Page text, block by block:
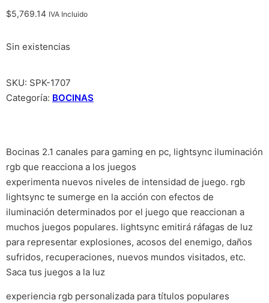
$5,769.14 IVA Incluido
Sin existencias
SKU: SPK-1707
Categoría: BOCINAS
Bocinas 2.1 canales para gaming en pc, lightsync iluminación
rgb que reacciona a los juegos
experimenta nuevos niveles de intensidad de juego. rgb
lightsync te sumerge en la acción con efectos de
iluminación determinados por el juego que reaccionan a
muchos juegos populares. lightsync emitirá ráfagas de luz
para representar explosiones, acosos del enemigo, daños
sufridos, recuperaciones, nuevos mundos visitados, etc.
Saca tus juegos a la luz
experiencia rgb personalizada para títulos populares